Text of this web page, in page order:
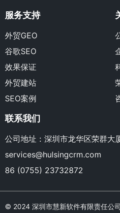
服务支持
外贸GEO
谷歌SEO
效果保证
外贸建站
SEO案例
联系我们
公司地址：深圳市龙华区荣群大
services@hulsingcrm.com
86 (0755) 23732872
© 2024 深圳市慧新软件有限责任